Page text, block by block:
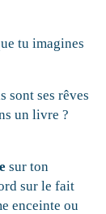
tu imagines
sont ses rêves
un livre ?
sur ton
sur le fait
enceinte ou